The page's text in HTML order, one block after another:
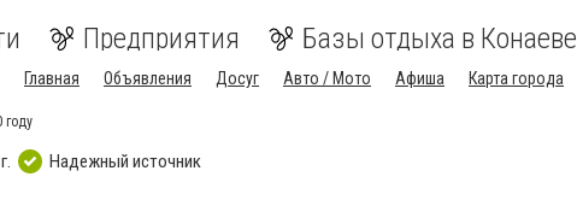
Предприятия Базы отдыха в Конаеве
Главная Объявления Досуг Авто / Мото Афиша Карта города
году
Надежный источник